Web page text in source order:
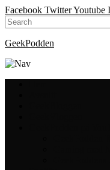
Facebook TwitterYoutube
GeekPodden